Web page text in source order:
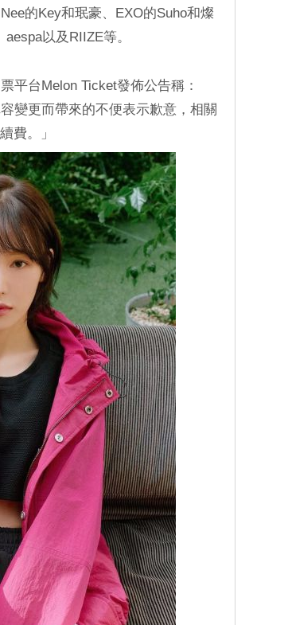
的Key和珉豪、EXO的Suho和燦
以及RIIZE等。
平台Melon Ticket發佈公告稱：
變更而帶來的不便表示歉意，相關
費。」